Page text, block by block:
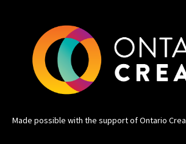
Made possible with the support of Ontario